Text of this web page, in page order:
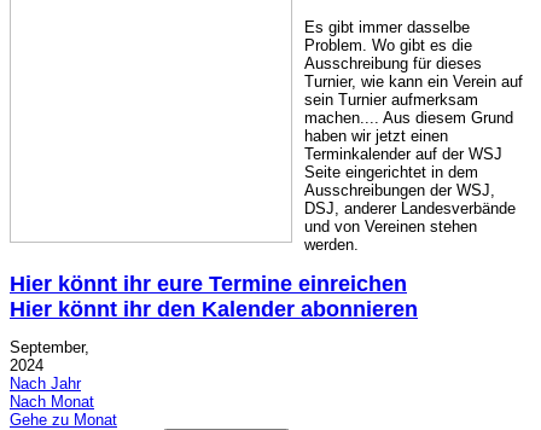
Es gibt immer dasselbe
Problem. Wo gibt es die
Ausschreibung für dieses
Turnier, wie kann ein Verein auf
sein Turnier aufmerksam
machen.... Aus diesem Grund
haben wir jetzt einen
Terminkalender auf der WSJ
Seite eingerichtet in dem
Ausschreibungen der WSJ,
DSJ, anderer Landesverbände
und von Vereinen stehen
werden.
Hier könnt ihr eure Termine einreichen
Hier könnt ihr den Kalender abonnieren
September,
2024
Nach Jahr
Nach Monat
Gehe zu Monat